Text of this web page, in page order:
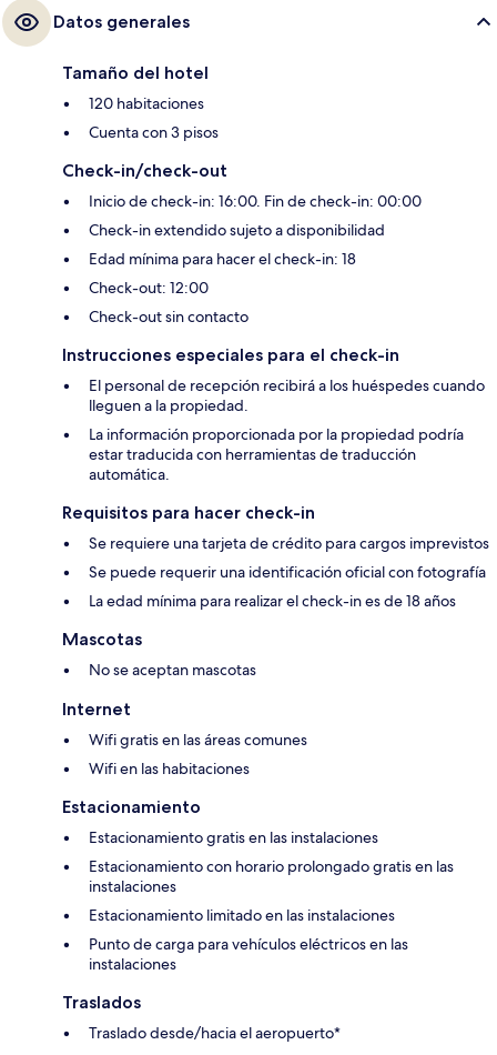
Datos generales
Tamaño del hotel
120 habitaciones
Cuenta con 3 pisos
Check-in/check-out
Inicio de check-in: 16:00. Fin de check-in: 00:00
Check-in extendido sujeto a disponibilidad
Edad mínima para hacer el check-in: 18
Check-out: 12:00
Check-out sin contacto
Instrucciones especiales para el check-in
El personal de recepción recibirá a los huéspedes cuando
lleguen a la propiedad.
La información proporcionada por la propiedad podría
estar traducida con herramientas de traducción
automática.
Requisitos para hacer check-in
Se requiere una tarjeta de crédito para cargos imprevistos
Se puede requerir una identificación oficial con fotografía
La edad mínima para realizar el check-in es de 18 años
Mascotas
No se aceptan mascotas
Internet
Wifi gratis en las áreas comunes
Wifi en las habitaciones
Estacionamiento
Estacionamiento gratis en las instalaciones
Estacionamiento con horario prolongado gratis en las
instalaciones
Estacionamiento limitado en las instalaciones
Punto de carga para vehículos eléctricos en las
instalaciones
Traslados
Traslado desde/hacia el aeropuerto*